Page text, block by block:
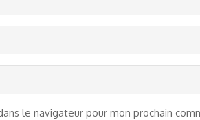
le navigateur pour mon prochain